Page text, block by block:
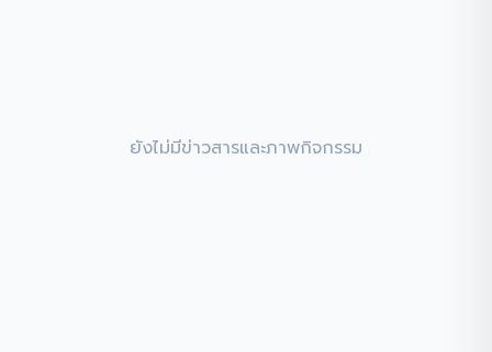
ยังไม่มีข่าวสารและภาพกิจกรรม